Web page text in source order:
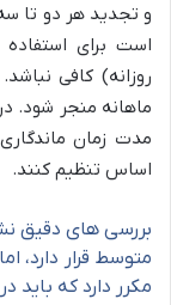
است برای
روزانه) کافی
ماهانه منجر شود. در
مدت زمان
اساس تنظیم کنند.
بررسی های دقیق
متوسط قرار دارد،
مکرر دارد که باید